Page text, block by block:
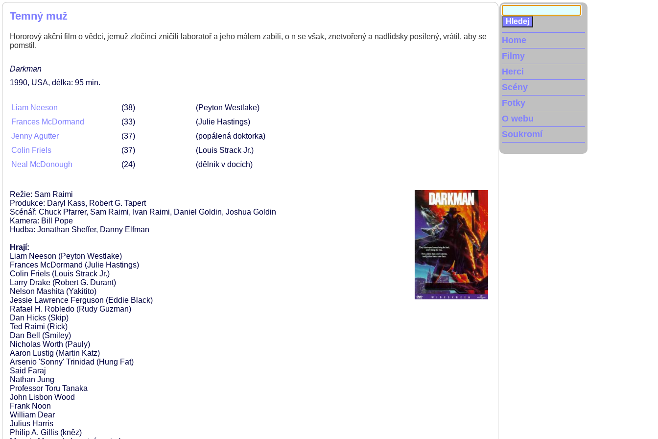
Temný muž
Hororový akční film o vědci, jemuž zločinci zničili laboratoř a jeho málem zabili, o n se však, znetvořený a nadlidsky posílený, vrátil, aby se
pomstil.
Darkman
1990 USA délka: 95 min
Liam Neeson 38
(Peyton Westlake)
Frances McDormand
33
(Julie Hastings)
Jenny Agutter
37
(popálená doktorka)
Colin Friels
37
(Louis Strack Jr.)
Neal McDonough
24 (dělník v docích)
Režie: Sam Raimi
Produkce: Daryl Kass, Robert G. Tapert
Scénář: Chuck Pfarrer, Sam Raimi, Ivan Raimi, Daniel Goldin, Joshua Goldin
Kamera: Bill Pope
Hudba: Jonathan Sheffer, Danny Elfman
Hrají:
Liam Neeson (Peyton Westlake)
Frances McDormand (Julie Hastings)
Colin Friels (Louis Strack Jr.)
Larry Drake (Robert G. Durant)
Nelson Mashita (Yakitito)
Jessie Lawrence Ferguson (Eddie Black)
Rafael H. Robledo (Rudy Guzman)
Dan Hicks (Skip)
Ted Raimi (Rick)
Dan Bell (Smiley)
Nicholas Worth (Pauly)
Aaron Lustig (Martin Katz)
Arsenio 'Sonny' Trinidad (Hung Fat)
Said Faraj
Nathan Jung
Professor Toru Tanaka
John Lisbon Wood
Frank Noon
William Dear
Julius Harris
Philip A. Gillis (kněz)
Home
Filmy
Herci
Scény
Fotky
O webu
Soukromí